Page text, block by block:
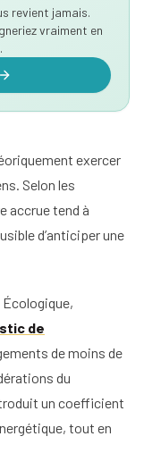
revient jamais.
vraiment en
exercer
Selon les
accrue tend à
d’anticiper une
de
de moins de
du
un coefficient
tout en